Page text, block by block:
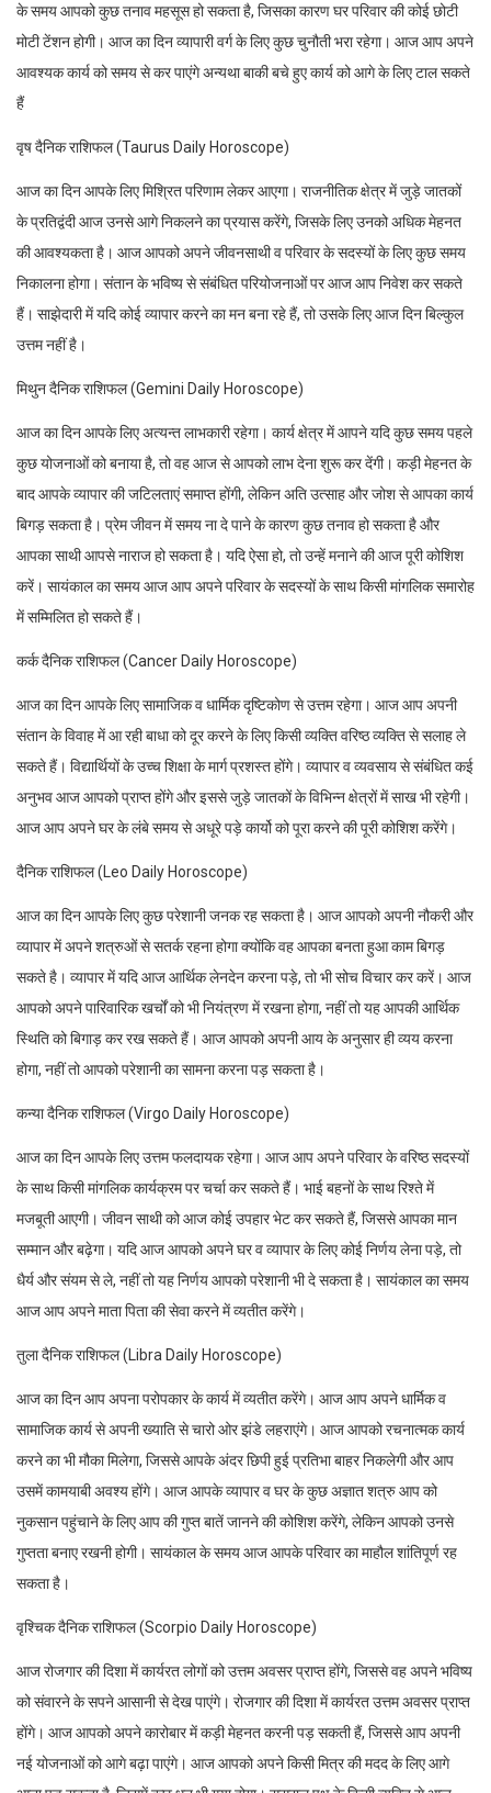
के समय आपको कुछ तनाव महसूस हो सकता है, जिसका कारण घर परिवार की कोई छोटी
मोटी टेंशन होगी। आज का दिन व्यापारी वर्ग के लिए कुछ चुनौती भरा रहेगा। आज आप अपने
आवश्यक कार्य को समय से कर पाएंगे अन्यथा बाकी बचे हुए कार्य को आगे के लिए टाल सकते
हैं
वृष दैनिक राशिफल (Taurus Daily Horoscope)
आज का दिन आपके लिए मिश्रित परिणाम लेकर आएगा। राजनीतिक क्षेत्र में जुड़े जातकों
के प्रतिद्वंदी आज उनसे आगे निकलने का प्रयास करेंगे, जिसके लिए उनको अधिक मेहनत
की आवश्यकता है। आज आपको अपने जीवनसाथी व परिवार के सदस्यों के लिए कुछ समय
निकालना होगा। संतान के भविष्य से संबंधित परियोजनाओं पर आज आप निवेश कर सकते
हैं। साझेदारी में यदि कोई व्यापार करने का मन बना रहे हैं, तो उसके लिए आज दिन बिल्कुल
उत्तम नहीं है।
मिथुन दैनिक राशिफल (Gemini Daily Horoscope)
आज का दिन आपके लिए अत्यन्त लाभकारी रहेगा। कार्य क्षेत्र में आपने यदि कुछ समय पहले
कुछ योजनाओं को बनाया है, तो वह आज से आपको लाभ देना शुरू कर देंगी। कड़ी मेहनत के
बाद आपके व्यापार की जटिलताएं समाप्त होंगी, लेकिन अति उत्साह और जोश से आपका कार्य
बिगड़ सकता है। प्रेम जीवन में समय ना दे पाने के कारण कुछ तनाव हो सकता है और
आपका साथी आपसे नाराज हो सकता है। यदि ऐसा हो, तो उन्हें मनाने की आज पूरी कोशिश
करें। सायंकाल का समय आज आप अपने परिवार के सदस्यों के साथ किसी मांगलिक समारोह
में सम्मिलित हो सकते हैं।
कर्क दैनिक राशिफल (Cancer Daily Horoscope)
आज का दिन आपके लिए सामाजिक व धार्मिक दृष्टिकोण से उत्तम रहेगा। आज आप अपनी
संतान के विवाह में आ रही बाधा को दूर करने के लिए किसी व्यक्ति वरिष्ठ व्यक्ति से सलाह ले
सकते हैं। विद्यार्थियों के उच्च शिक्षा के मार्ग प्रशस्त होंगे। व्यापार व व्यवसाय से संबंधित कई
अनुभव आज आपको प्राप्त होंगे और इससे जुड़े जातकों के विभिन्न क्षेत्रों में साख भी रहेगी।
आज आप अपने घर के लंबे समय से अधूरे पड़े कार्यो को पूरा करने की पूरी कोशिश करेंगे।
दैनिक राशिफल (Leo Daily Horoscope)
आज का दिन आपके लिए कुछ परेशानी जनक रह सकता है। आज आपको अपनी नौकरी और
व्यापार में अपने शत्रुओं से सतर्क रहना होगा क्योंकि वह आपका बनता हुआ काम बिगड़
सकते है। व्यापार में यदि आज आर्थिक लेनदेन करना पड़े, तो भी सोच विचार कर करें। आज
आपको अपने पारिवारिक खर्चों को भी नियंत्रण में रखना होगा, नहीं तो यह आपकी आर्थिक
स्थिति को बिगाड़ कर रख सकते हैं। आज आपको अपनी आय के अनुसार ही व्यय करना
होगा, नहीं तो आपको परेशानी का सामना करना पड़ सकता है।
कन्या दैनिक राशिफल (Virgo Daily Horoscope)
आज का दिन आपके लिए उत्तम फलदायक रहेगा। आज आप अपने परिवार के वरिष्ठ सदस्यों
के साथ किसी मांगलिक कार्यक्रम पर चर्चा कर सकते हैं। भाई बहनों के साथ रिश्ते में
मजबूती आएगी। जीवन साथी को आज कोई उपहार भेट कर सकते हैं, जिससे आपका मान
सम्मान और बढ़ेगा। यदि आज आपको अपने घर व व्यापार के लिए कोई निर्णय लेना पड़े, तो
धैर्य और संयम से ले, नहीं तो यह निर्णय आपको परेशानी भी दे सकता है। सायंकाल का समय
आज आप अपने माता पिता की सेवा करने में व्यतीत करेंगे।
तुला दैनिक राशिफल (Libra Daily Horoscope)
आज का दिन आप अपना परोपकार के कार्य में व्यतीत करेंगे। आज आप अपने धार्मिक व
सामाजिक कार्य से अपनी ख्याति से चारो ओर झंडे लहराएंगे। आज आपको रचनात्मक कार्य
करने का भी मौका मिलेगा, जिससे आपके अंदर छिपी हुई प्रतिभा बाहर निकलेगी और आप
उसमें कामयाबी अवश्य होंगे। आज आपके व्यापार व घर के कुछ अज्ञात शत्रु आप को
नुकसान पहुंचाने के लिए आप की गुप्त बातें जानने की कोशिश करेंगे, लेकिन आपको उनसे
गुप्तता बनाए रखनी होगी। सायंकाल के समय आज आपके परिवार का माहौल शांतिपूर्ण रह
सकता है।
वृश्चिक दैनिक राशिफल (Scorpio Daily Horoscope)
आज रोजगार की दिशा में कार्यरत लोगों को उत्तम अवसर प्राप्त होंगे, जिससे वह अपने भविष्य
को संवारने के सपने आसानी से देख पाएंगे। रोजगार की दिशा में कार्यरत उत्तम अवसर प्राप्त
होंगे। आज आपको अपने कारोबार में कड़ी मेहनत करनी पड़ सकती हैं, जिससे आप अपनी
नई योजनाओं को आगे बढ़ा पाएंगे। आज आपको अपने किसी मित्र की मदद के लिए आगे